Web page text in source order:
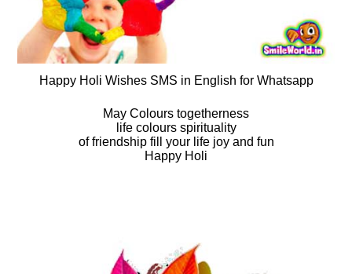
Happy Holi Wishes SMS in English for Whatsapp
May Colours togetherness
life colours spirituality
of friendship fill your life joy and fun
Happy Holi